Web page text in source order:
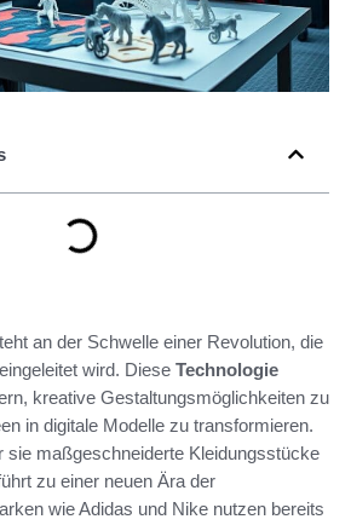
an der Schwelle einer Revolution, die
eingeleitet wird. Diese Technologie
kreative Gestaltungsmöglichkeiten zu
in digitale Modelle zu transformieren.
sie maßgeschneiderte Kleidungsstücke
zu einer neuen Ära der
wie Adidas und Nike nutzen bereits